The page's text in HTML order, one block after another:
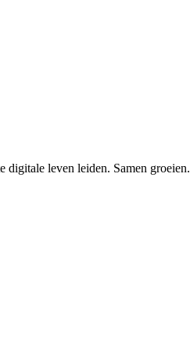
digitale leven leiden. Samen groeien.